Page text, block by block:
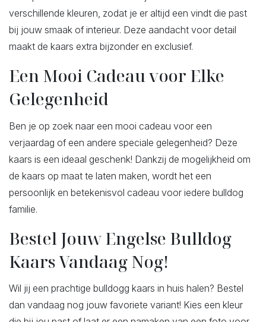
verschillende kleuren, zodat je er altijd een vindt die past
bij jouw smaak of interieur. Deze aandacht voor detail
maakt de kaars extra bijzonder en exclusief.
Een Mooi Cadeau voor Elke
Gelegenheid
Ben je op zoek naar een mooi cadeau voor een
verjaardag of een andere speciale gelegenheid? Deze
kaars is een ideaal geschenk! Dankzij de mogelijkheid om
de kaars op maat te laten maken, wordt het een
persoonlijk en betekenisvol cadeau voor iedere bulldog
familie.
Bestel Jouw Engelse Bulldog
Kaars Vandaag Nog!
Wil jij een prachtige bulldogg kaars in huis halen? Bestel
dan vandaag nog jouw favoriete variant! Kies een kleur